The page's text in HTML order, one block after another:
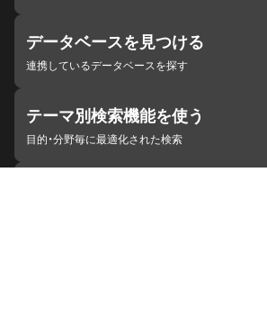
データベースを見つける
連携しているデータベースを探す
テーマ別検索機能を使う
目的・分野毎に最適化された検索